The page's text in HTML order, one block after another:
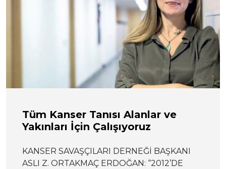
Tüm Kanser Tanısı Alanlar ve
Yakınları İçin Çalışıyoruz
KANSER SAVAŞÇILARI DERNEĞİ BAŞKANI
ASLI Z. ORTAKMAÇ ERDOĞAN: “2012’DE